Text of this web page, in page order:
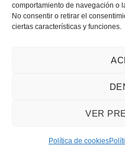
comportamiento de navegación o
No consentir o retirar el
ciertas características y funciones.
VER
Política de cookies
Contacto|
Mantenimiento web a cargo de
Política de